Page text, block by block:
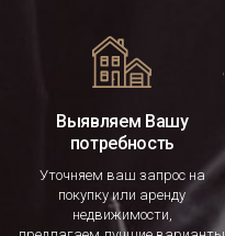
Выявляем Вашу
потребность
Уточняем ваш запрос на
покупку или аренду
недвижимости,